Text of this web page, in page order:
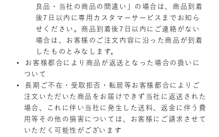
良品・当社の商品の間違い」の場合は、商品到着
後7日以内に専用カスタマーサービスまでお知ら
せください。商品到着後7日以内にご連絡がない
場合は、お客様のご注文内容に沿った商品が到着
したものとみなします。
お客様都合により商品が返送となった場合の扱いに
ついて
長期ご不在・受取拒否・転居等お客様都合によりご
注文いただいた商品をお届けできず当社に返送された
場合、これに伴い当社に発生した送料、返金に伴う費
用等その他の損害については、お客様にご請求させて
いただく可能性がございます